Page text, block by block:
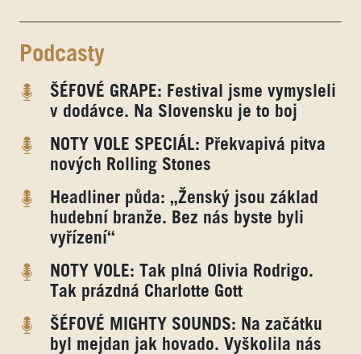
Podcasty
ŠÉFOVÉ GRAPE: Festival jsme vymysleli
v dodávce. Na Slovensku je to boj
NOTY VOLE SPECIÁL: Překvapivá pitva
nových Rolling Stones
Headliner půda: „Ženský jsou základ
hudební branže. Bez nás byste byli
vyřízení“
NOTY VOLE: Tak plná Olivia Rodrigo.
Tak prázdná Charlotte Gott
ŠÉFOVÉ MIGHTY SOUNDS: Na začátku
byl mejdan jak hovado. Vyškolila nás